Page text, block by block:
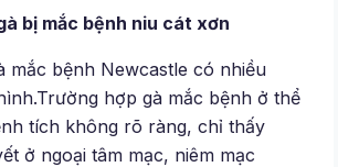
bị mắc bệnh niu cát xơn
mắc bệnh Newcastle có nhiều
hợp gà mắc bệnh ở thể
tích không rõ ràng, chỉ thấy
ở ngoại tâm mạc, niêm mạc